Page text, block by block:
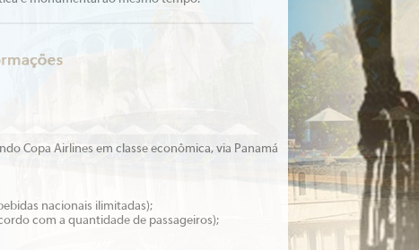
Copa Airlines em classe econômica, via Panamá
nacionais ilimitadas);
com a quantidade de passageiros);